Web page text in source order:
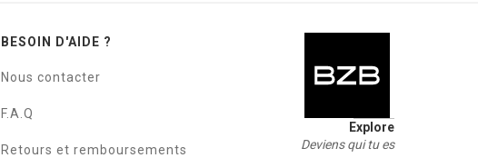
BESOIN D'AIDE ?
Nous contacter
F.A.Q
Retours et remboursements
Explore
Deviens qui tu es